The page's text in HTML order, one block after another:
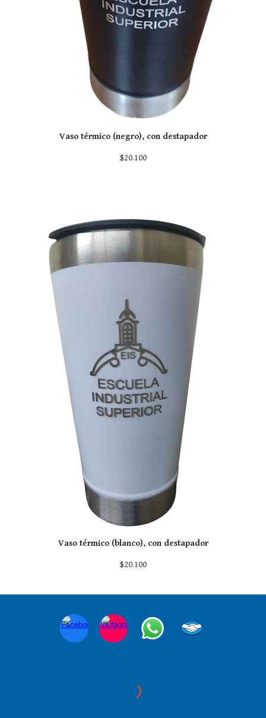
Vaso térmico (negro), con destapador
$20.100
Vaso térmico (blanco), con destapador
$20.100